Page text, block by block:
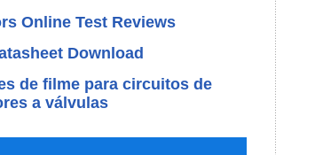
Online Test Reviews
Download
de filme para circuitos de
a válvulas